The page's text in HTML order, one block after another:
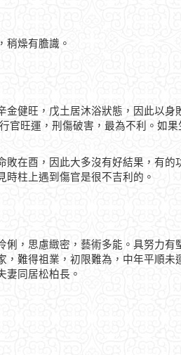
稍燥有膽識。
健旺，戊土居沐浴狀態，因此以身
官旺運，刑傷破害，最為不利。如果
在酉，因此大多沒有好結果，有的
柱上遇到傷官是很不吉利的。
，思慮緻密，藝術多能。具努力有
難得祖業，初限難為，中年平順未
妻同居松柏長。